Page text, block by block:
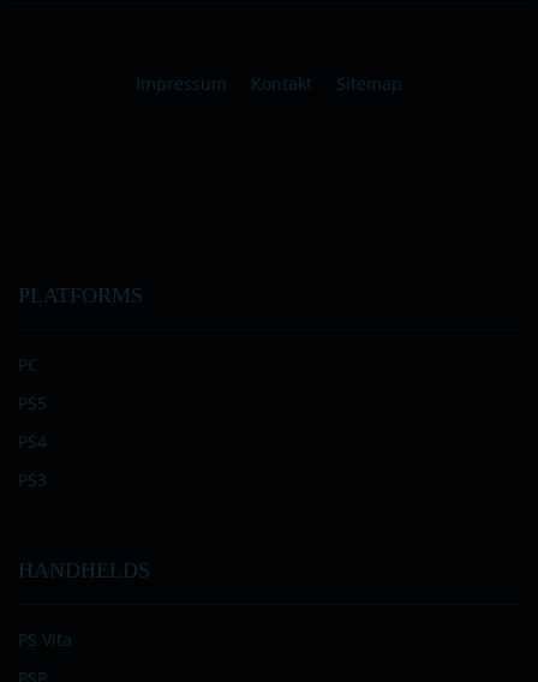
Impressum Kontakt Sitemap
PLATFORMS
PC
PS5
PS4
PS3
HANDHELDS
PS Vita
PSP